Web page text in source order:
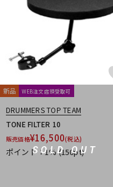
SOLD OUT
新品 WEB注文店頭受取可
DRUMMERS TOP TEAM
TONE FILTER 10
販売価格¥16,500(税込)
ポイント：1%(150pt)